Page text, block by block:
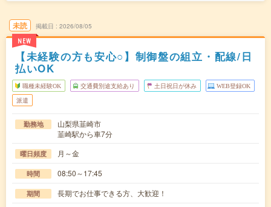
未読
NEW
掲載日 2026/08/05
【未経験の方も安心○】制御盤の組立・配線/日
払いOK
職種未経験OK 交通費別途支給あり 土日祝日が休み WEB登録OK
派遣
勤務地
山梨県韮崎市
韮崎駅から車7分
曜日頻度 月～金
時間 08:50～17:45
期間 長期でお仕事できる方、大歓迎！